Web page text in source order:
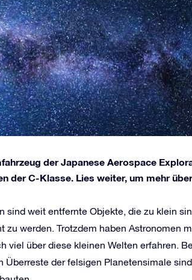
der Japanese Aerospace
der C-Klasse. Lies weiter, um mehr
sind weit entfernte Objekte, die zu klein
zu werden. Trotzdem haben Astronomen
viel über diese kleinen Welten erfahren.
Überreste der felsigen Planetensimale